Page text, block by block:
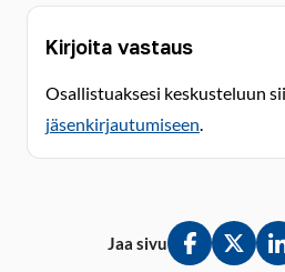
Kirjoita vastaus
Osallistuaksesi keskusteluun
jäsenkirjautumiseen.
Jaa sivu
Jaa Jaa